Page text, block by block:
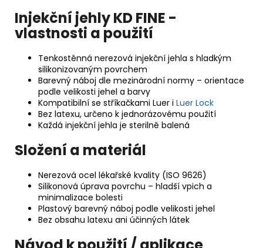
Injekční jehly KD FINE -
vlastnosti a použití
Tenkostěnná nerezová injekční jehla s hladkým
silikonizovaným povrchem
Barevný náboj dle mezinárodní normy – orientace
podle velikosti jehel a barvy
Kompatibilní se stříkačkami Luer i Luer Lock
Bez latexu, určeno k jednorázovému použití
Každá injekční jehla je sterilně balená
Složení a materiál
Nerezová ocel lékařské kvality (ISO 9626)
Silikonová úprava povrchu – hladší vpich a
minimalizace bolesti
Plastový barevný náboj podle velikosti jehel
Bez obsahu latexu ani účinných látek